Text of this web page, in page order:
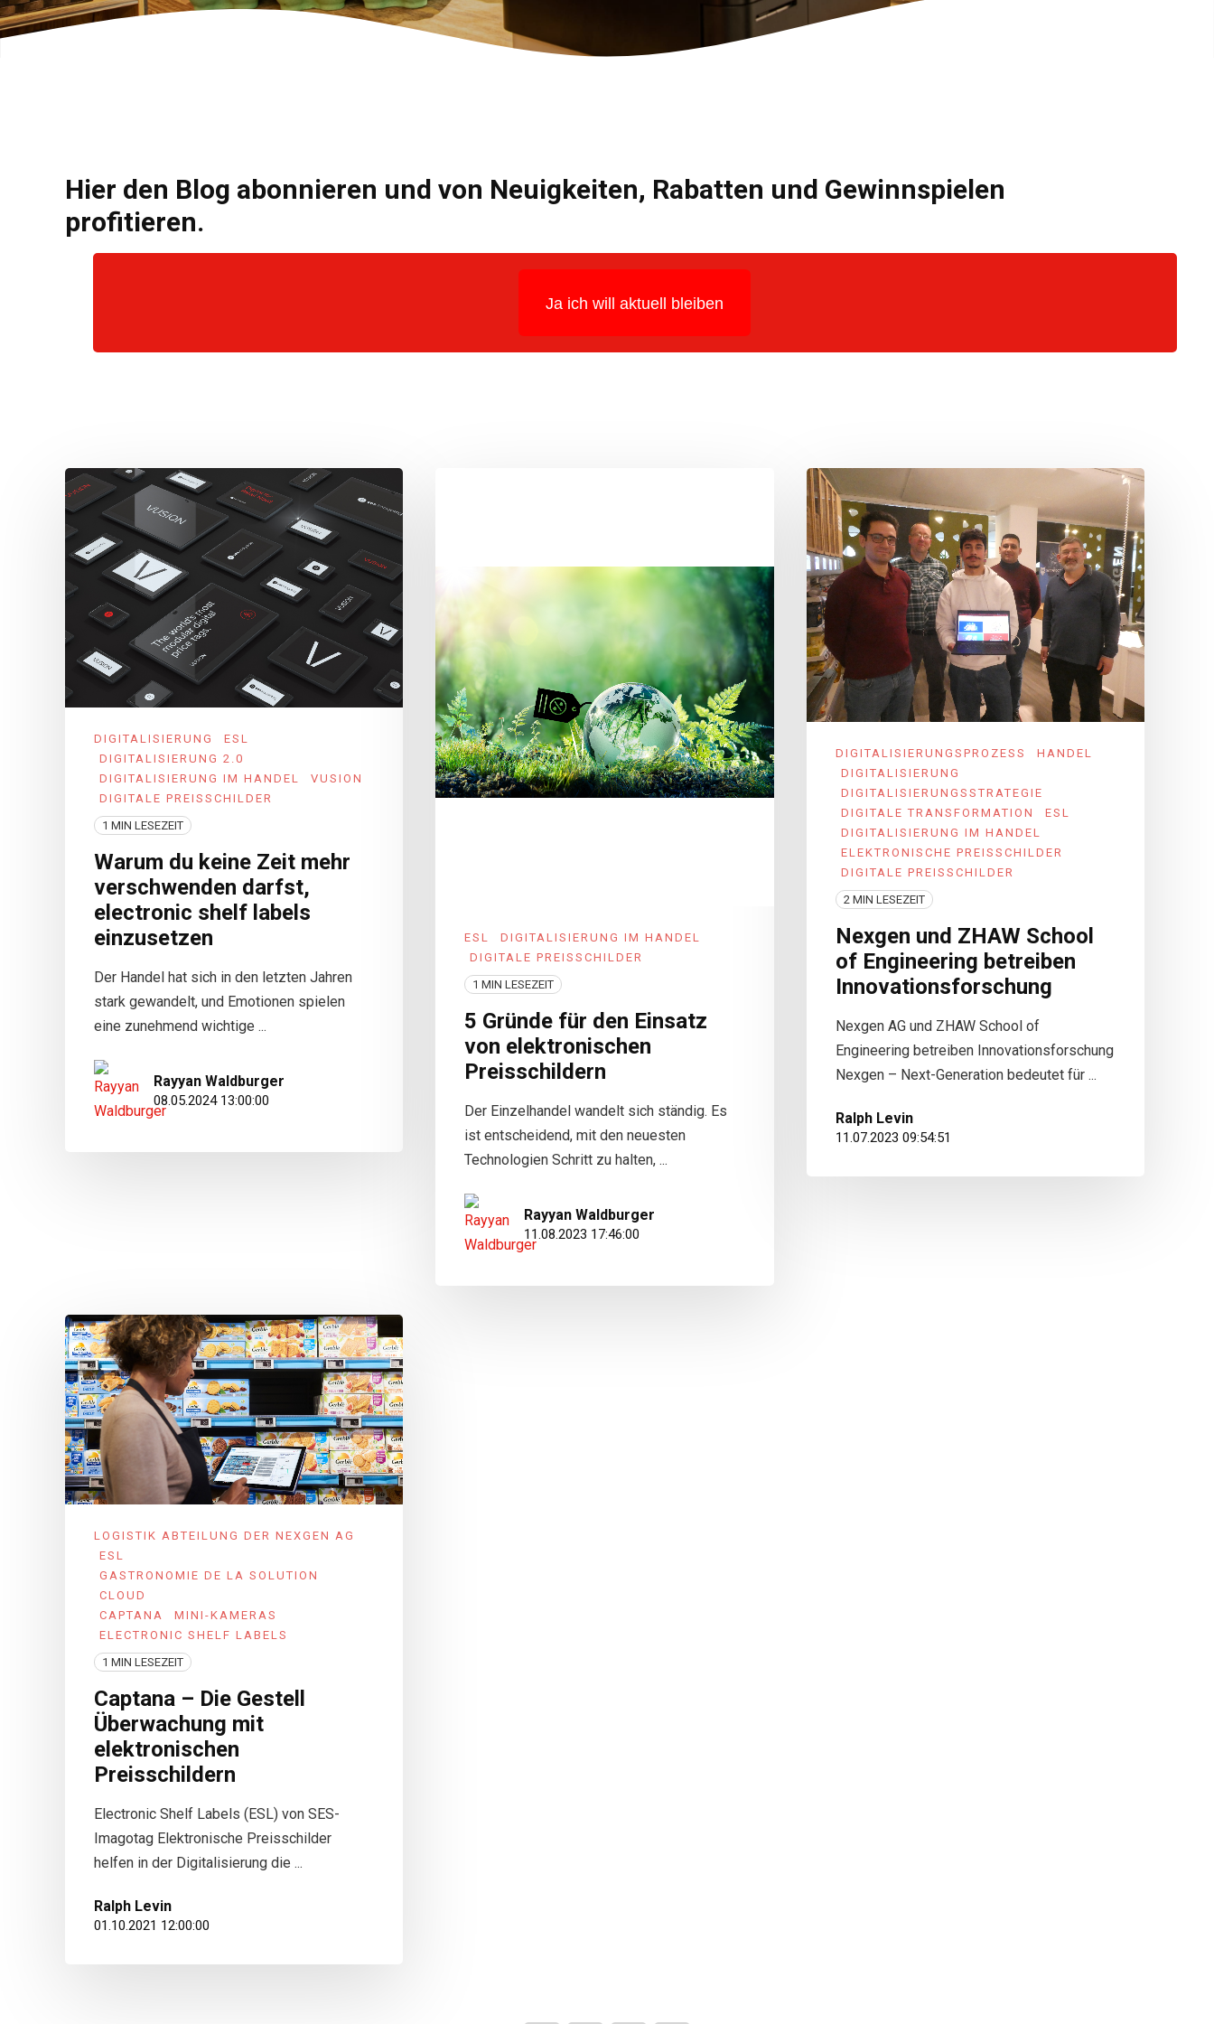
Hier den Blog abonnieren und von Neuigkeiten, Rabatten und Gewinnspielen
profitieren.
Ja ich will aktuell bleiben
DIGITALISIERUNG
ESL
DIGITALISIERUNG 2.0
DIGITALISIERUNG IM HANDEL
VUSION
DIGITALE PREISSCHILDER
1 MIN LESEZEIT
Warum du keine Zeit mehr
verschwenden darfst,
electronic shelf labels
einzusetzen
Der Handel hat sich in den letzten Jahren
stark gewandelt, und Emotionen spielen
eine zunehmend wichtige ...
Rayyan Waldburger
08.05.2024 13:00:00
ESL
DIGITALISIERUNG IM HANDEL
DIGITALE PREISSCHILDER
1 MIN LESEZEIT
5 Gründe für den Einsatz
von elektronischen
Preisschildern
Der Einzelhandel wandelt sich ständig. Es
ist entscheidend, mit den neuesten
Technologien Schritt zu halten, ...
Rayyan Waldburger
11.08.2023 17:46:00
DIGITALISIERUNGSPROZESS
HANDEL
DIGITALISIERUNG
DIGITALISIERUNGSSTRATEGIE
DIGITALE TRANSFORMATION
ESL
DIGITALISIERUNG IM HANDEL
ELEKTRONISCHE PREISSCHILDER
DIGITALE PREISSCHILDER
2 MIN LESEZEIT
Nexgen und ZHAW School
of Engineering betreiben
Innovationsforschung
Nexgen AG und ZHAW School of
Engineering betreiben Innovationsforschung
Nexgen – Next-Generation bedeutet für ...
Ralph Levin
11.07.2023 09:54:51
LOGISTIK ABTEILUNG DER NEXGEN AG
ESL
GASTRONOMIE DE LA SOLUTION
CLOUD
CAPTANA
MINI-KAMERAS
ELECTRONIC SHELF LABELS
1 MIN LESEZEIT
Captana – Die Gestell
Überwachung mit
elektronischen
Preisschildern
Electronic Shelf Labels (ESL) von SES-
Imagotag Elektronische Preisschilder
helfen in der Digitalisierung die ...
Ralph Levin
01.10.2021 12:00:00